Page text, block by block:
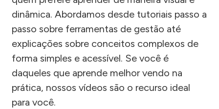
dinâmica. Abordamos desde tutoriais passo a
passo sobre ferramentas de gestão até
explicações sobre conceitos complexos de
forma simples e acessível. Se você é
daqueles que aprende melhor vendo na
prática, nossos vídeos são o recurso ideal
para você.